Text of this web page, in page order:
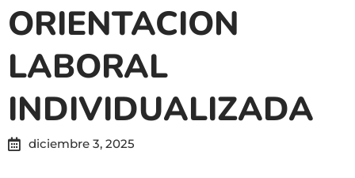
ORIENTACION
LABORAL
INDIVIDUALIZADA
diciembre 3, 2025